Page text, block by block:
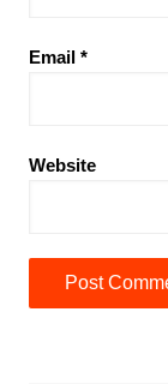
Email *
Website